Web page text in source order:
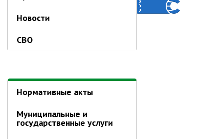
График приёма граждан
август 2026 г.
июнь 2026 г.
Новости
СВО
Нормативные акты
Муниципальные и
государственные услуги